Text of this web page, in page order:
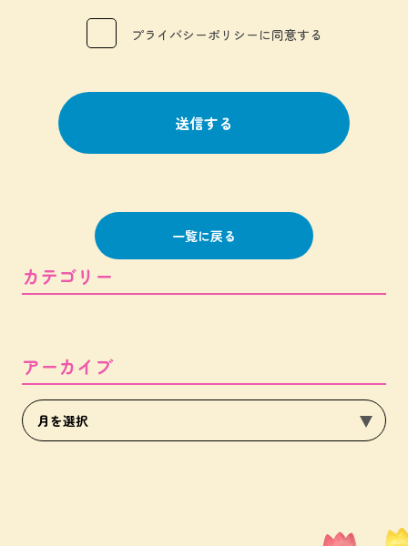
プライバシーポリシーに同意する
一覧に戻る
カテゴリー
アーカイブ